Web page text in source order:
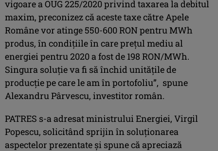
vigoare a OUG 225/2020 privind taxarea la debitul
maxim, preconizez că aceste taxe către Apele
Române vor atinge 550-600 RON pentru MWh
produs, în condițiile în care prețul mediu al
energiei pentru 2020 a fost de 198 RON/MWh.
Singura soluție va fi să închid unitățile de
producție pe care le am în portofoliu”, spune
Alexandru Pârvescu, investitor român.
PATRES s-a adresat ministrului Energiei, Virgil
Popescu, solicitând sprijin în soluționarea
aspectelor prezentate și spune că apreciază